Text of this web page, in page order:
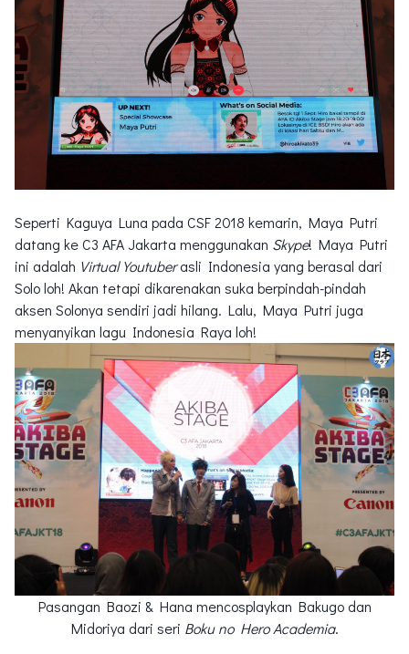
Seperti Kaguya Luna pada CSF 2018 kemarin, Maya Putri
datang ke C3 AFA Jakarta menggunakan Skype! Maya Putri
ini adalah Virtual Youtuberasli Indonesia yang berasal dari
Solo loh! Akan tetapi dikarenakan suka berpindah-pindah
aksen Solonya sendiri jadi hilang. Lalu, Maya Putri juga
menyanyikan lagu Indonesia Raya loh!
Pasangan Baozi & Hana mencosplaykan Bakugo dan
Midoriya dari seri Boku no Hero Academia.